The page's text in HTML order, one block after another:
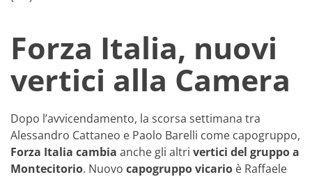
Forza Italia, nuovi
vertici alla Camera
Dopo l’avvicendamento, la scorsa settimana tra
Alessandro Cattaneo e Paolo Barelli come capogruppo,
Forza Italia cambia anche gli altri vertici del gruppo a
Montecitorio. Nuovo capogruppo vicario è Raffaele